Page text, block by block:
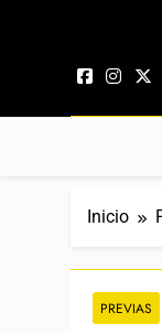
Inicio
PREVIAS